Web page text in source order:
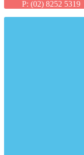
P: (02) 8252 5319